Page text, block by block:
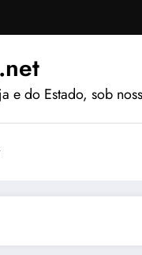
do Estado, sob